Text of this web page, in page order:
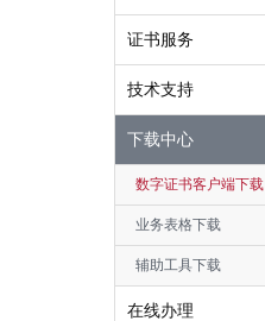
证书服务
技术支持
下载中心
数字证书客户端下载
业务表格下载
辅助工具下载
在线办理